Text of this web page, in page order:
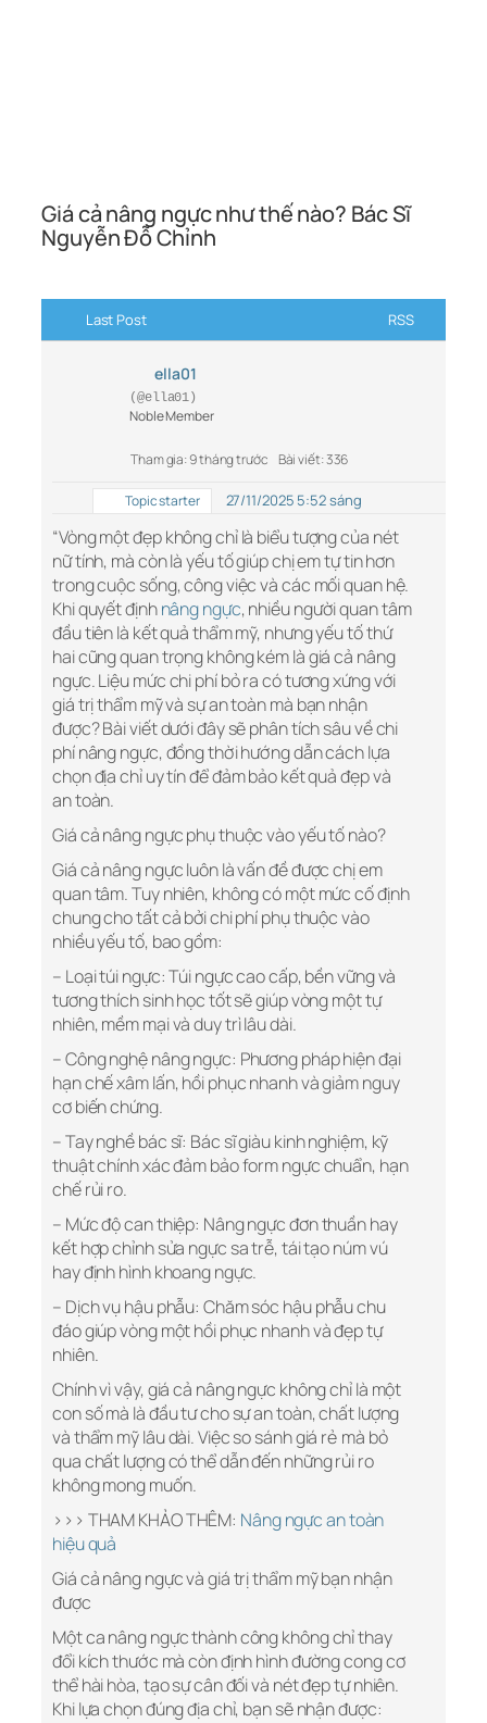
Giá cả nâng ngực như thế nào? Bác Sĩ
Nguyễn Đỗ Chỉnh
Last Post RSS
ella01
(@ella01)
Noble Member
Tham gia: 9 tháng trước Bài viết: 336
Topic starter 27/11/2025 5:52 sáng
“Vòng một đẹp không chỉ là biểu tượng của nét
nữ tính, mà còn là yếu tố giúp chị em tự tin hơn
trong cuộc sống, công việc và các mối quan hệ.
Khi quyết địnhnâng ngực, nhiều người quan tâm
đầu tiên là kết quả thẩm mỹ, nhưng yếu tố thứ
hai cũng quan trọng không kém là giá cả nâng
ngực. Liệu mức chi phí bỏ ra có tương xứng với
giá trị thẩm mỹ và sự an toàn mà bạn nhận
được? Bài viết dưới đây sẽ phân tích sâu về chi
phí nâng ngực, đồng thời hướng dẫn cách lựa
chọn địa chỉ uy tín để đảm bảo kết quả đẹp và
an toàn.
Giá cả nâng ngực phụ thuộc vào yếu tố nào?
Giá cả nâng ngực luôn là vấn đề được chị em
quan tâm. Tuy nhiên, không có một mức cố định
chung cho tất cả bởi chi phí phụ thuộc vào
nhiều yếu tố, bao gồm:
– Loại túi ngực: Túi ngực cao cấp, bền vững và
tương thích sinh học tốt sẽ giúp vòng một tự
nhiên, mềm mại và duy trì lâu dài.
– Công nghệ nâng ngực: Phương pháp hiện đại
hạn chế xâm lấn, hồi phục nhanh và giảm nguy
cơ biến chứng.
– Tay nghề bác sĩ: Bác sĩ giàu kinh nghiệm, kỹ
thuật chính xác đảm bảo form ngực chuẩn, hạn
chế rủi ro.
– Mức độ can thiệp: Nâng ngực đơn thuần hay
kết hợp chỉnh sửa ngực sa trễ, tái tạo núm vú
hay định hình khoang ngực.
– Dịch vụ hậu phẫu: Chăm sóc hậu phẫu chu
đáo giúp vòng một hồi phục nhanh và đẹp tự
nhiên.
Chính vì vậy, giá cả nâng ngực không chỉ là một
con số mà là đầu tư cho sự an toàn, chất lượng
và thẩm mỹ lâu dài. Việc so sánh giá rẻ mà bỏ
qua chất lượng có thể dẫn đến những rủi ro
không mong muốn.
>>> THAM KHẢO THÊM: Nâng ngực an toàn
hiệu quả
Giá cả nâng ngực và giá trị thẩm mỹ bạn nhận
được
Một ca nâng ngực thành công không chỉ thay
đổi kích thước mà còn định hình đường cong cơ
thể hài hòa, tạo sự cân đối và nét đẹp tự nhiên.
Khi lựa chọn đúng địa chỉ, bạn sẽ nhận được: